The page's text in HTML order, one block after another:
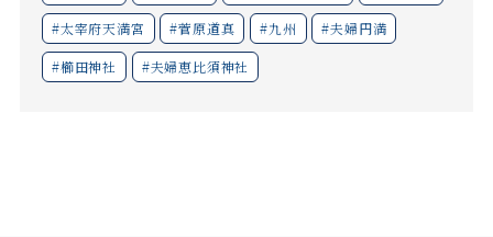
#太宰府天満宮 #菅原道真 #九州 #夫婦円満
#櫛田神社 #夫婦恵比須神社